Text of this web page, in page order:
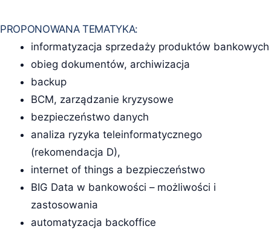
PROPONOWANA TEMATYKA:
informatyzacja sprzedaży produktów bankowych
obieg dokumentów, archiwizacja
backup
BCM, zarządzanie kryzysowe
bezpieczeństwo danych
analiza ryzyka teleinformatycznego
(rekomendacja D),
internet of things a bezpieczeństwo
BIG Data w bankowości – możliwości i
zastosowania
automatyzacja backoffice